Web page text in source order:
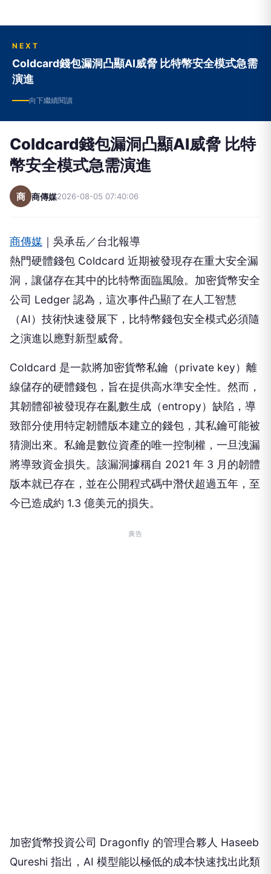
NEXT
Coldcard錢包漏洞凸顯AI威脅 比特幣安全模式急需
演進
向下繼續閱讀
Coldcard錢包漏洞凸顯AI威脅 比特
幣安全模式急需演進
商 商傳媒2026-08-05 07:40:06
商傳媒 ｜吳承岳／台北報導
熱門硬體錢包 Coldcard 近期被發現存在重大安全漏
洞，讓儲存在其中的比特幣面臨風險。加密貨幣安全
公司 Ledger 認為，這次事件凸顯了在人工智慧
（AI）技術快速發展下，比特幣錢包安全模式必須隨
之演進以應對新型威脅。
Coldcard 是一款將加密貨幣私鑰（private key）離
線儲存的硬體錢包，旨在提供高水準安全性。然而，
其韌體卻被發現存在亂數生成（entropy）缺陷，導
致部分使用特定韌體版本建立的錢包，其私鑰可能被
猜測出來。私鑰是數位資產的唯一控制權，一旦洩漏
將導致資金損失。該漏洞據稱自 2021 年 3 月的韌體
版本就已存在，並在公開程式碼中潛伏超過五年，至
今已造成約 1.3 億美元的損失。
廣告
加密貨幣投資公司 Dragonfly 的管理合夥人 Haseeb
Qureshi 指出，AI 模型能以極低的成本快速找出此類